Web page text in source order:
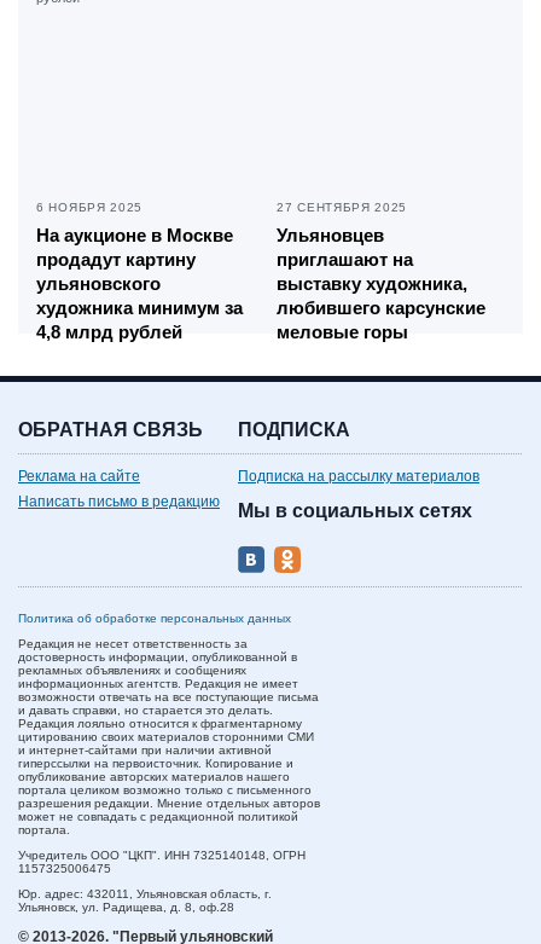
6 НОЯБРЯ 2025
На аукционе в Москве
продадут картину
ульяновского
художника минимум за
4,8 млрд рублей
27 СЕНТЯБРЯ 2025
Ульяновцев
приглашают на
выставку художника,
любившего карсунские
меловые горы
ОБРАТНАЯ СВЯЗЬ
Реклама на сайте
Написать письмо в редакцию
ПОДПИСКА
Подписка на рассылку материалов
Мы в социальных сетях
Политика об обработке персональных данных
Редакция не несет ответственность за
достоверность информации, опубликованной в
рекламных объявлениях и сообщениях
информационных агентств. Редакция не имеет
возможности отвечать на все поступающие письма
и давать справки, но старается это делать.
Редакция лояльно относится к фрагментарному
цитированию своих материалов сторонними СМИ
и интернет-сайтами при наличии активной
гиперссылки на первоисточник. Копирование и
опубликование авторских материалов нашего
портала целиком возможно только с письменного
разрешения редакции. Мнение отдельных авторов
может не совпадать с редакционной политикой
портала.
Учредитель ООО "ЦКП". ИНН 7325140148, ОГРН
1157325006475
Юр. адрес: 432011, Ульяновская область, г.
Ульяновск, ул. Радищева, д. 8, оф.28
© 2013-2026. "Первый ульяновский